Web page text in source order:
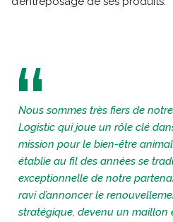
Nous sommes très fiers de
Logistic qui joue un rôle clé
mission pour le bien-être
établie au fil des années se
exceptionnelle de notre
ravi d’annoncer le
stratégique, devenu un maillon